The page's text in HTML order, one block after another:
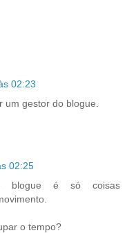
02:23
um gestor do blogue.
02:25
blogue é só coisas
o tempo?